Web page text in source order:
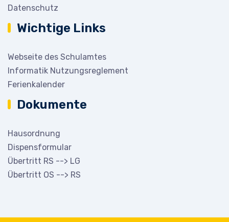
Datenschutz
Wichtige Links
Webseite des Schulamtes
Informatik Nutzungsreglement
Ferienkalender
Dokumente
Hausordnung
Dispensformular
Übertritt RS --> LG
Übertritt OS --> RS